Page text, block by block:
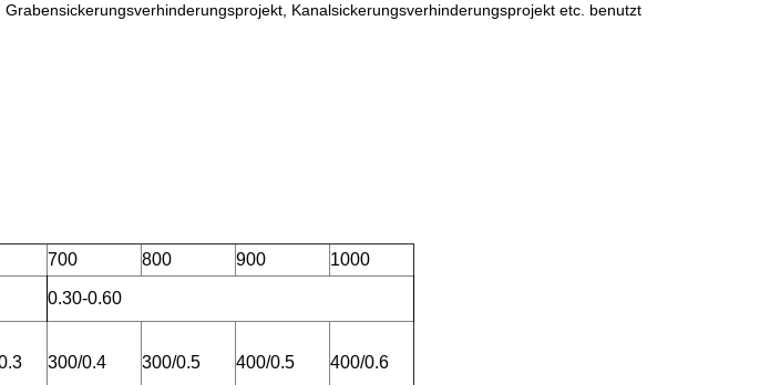
Kanalsickerungsverhinderungsprojekt etc. benutzt
700 800 900
1000
0.30-0.60
300/0.4 300/0.5 400/0.5 400/0.6